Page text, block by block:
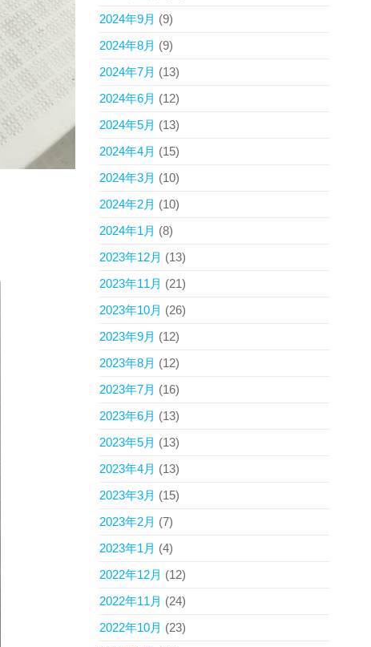
2024年9月 (9)
2024年8月 (9)
2024年7月 (13)
2024年6月 (12)
2024年5月 (13)
2024年4月 (15)
2024年3月 (10)
2024年2月 (10)
2024年1月 (8)
2023年12月 (13)
2023年11月 (21)
2023年10月 (26)
2023年9月 (12)
2023年8月 (12)
2023年7月 (16)
2023年6月 (13)
2023年5月 (13)
2023年4月 (13)
2023年3月 (15)
2023年2月 (7)
2023年1月 (4)
2022年12月 (12)
2022年11月 (24)
2022年10月 (23)